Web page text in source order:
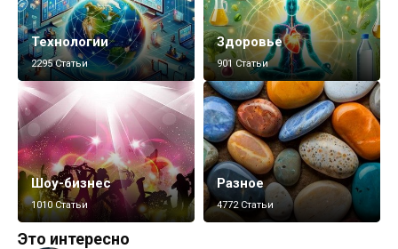
Технологии
2295 Статьи
Здоровье
901 Статьи
Шоу-бизнес
1010 Статьи
Разное
4772 Статьи
Это интересно